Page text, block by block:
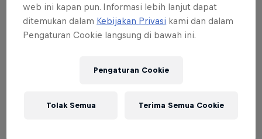
Related videos
web ini kapan pun. Informasi lebih lanjut dapat
ditemukan dalam Kebijakan Privasi kami dan dalam
Pengaturan Cookie langsung di bawah ini.
Pengaturan Cookie
Tolak Semua Terima Semua Cookie